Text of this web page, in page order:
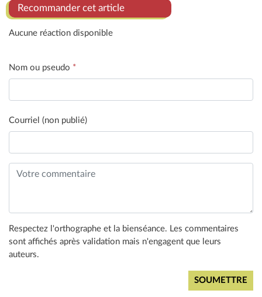
Recommander cet article
Aucune réaction disponible
Nom ou pseudo *
Courriel (non publié)
Respectez l'orthographe et la bienséance. Les commentaires
sont affichés après validation mais n'engagent que leurs
auteurs.